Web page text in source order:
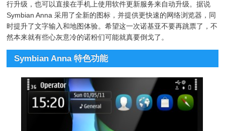
行升级，也可以直接在手机上使用软件更新服务来自动升级。据说
Symbian Anna 采用了全新的图标，并提供更快速的网络浏览器，同
时提升了文字输入和地图体验。希望这一次诺基亚不要再跳票了，不
然本来就有些心灰意冷的诺粉们可能就真要倒戈了。
Symbian Anna 特色功能